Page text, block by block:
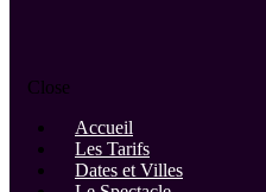
Close
Accueil
Les Tarifs
Dates et Villes